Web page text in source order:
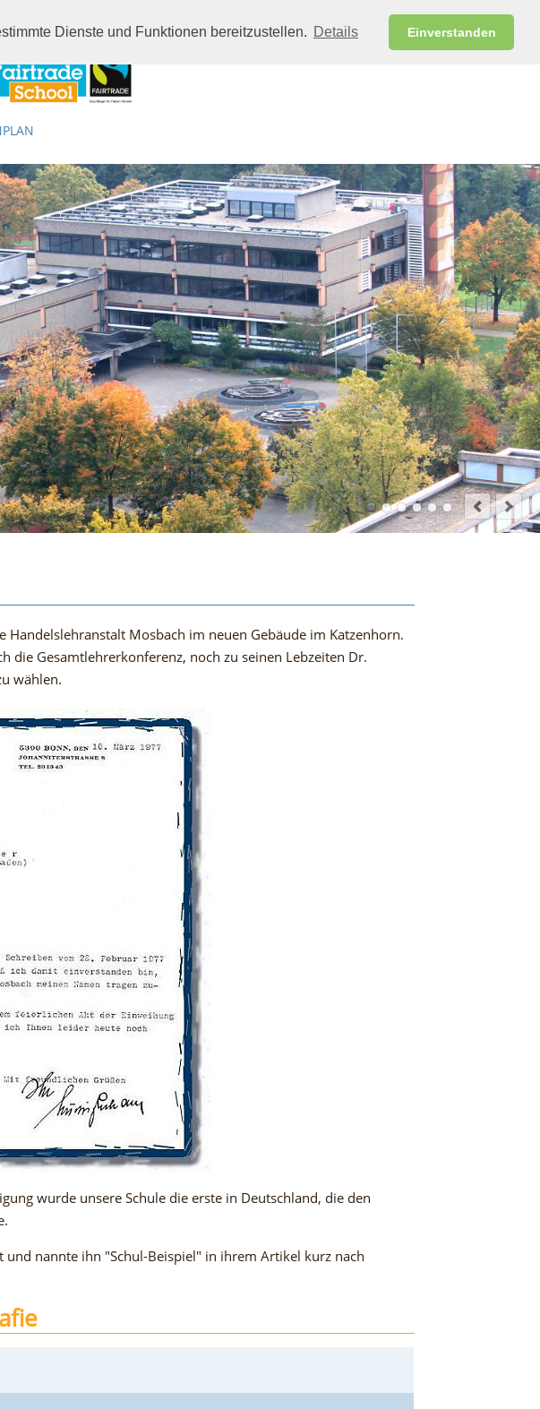
Dienste und Funktionen bereitzustellen. Details Einverstanden
Handelslehranstalt Mosbach im neuen Gebäude im Katzenhorn.
die Gesamtlehrerkonferenz, noch zu seinen Lebzeiten Dr.
wählen.
wurde unsere Schule die erste in Deutschland, die den
und nannte ihn "Schul-Beispiel" in ihrem Artikel kurz nach